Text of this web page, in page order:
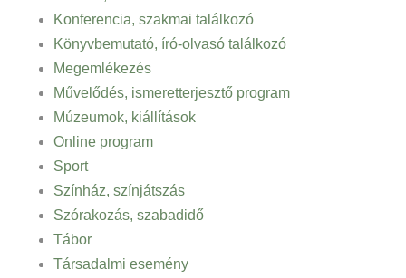
Konferencia, szakmai találkozó
Könyvbemutató, író-olvasó találkozó
Megemlékezés
Művelődés, ismeretterjesztő program
Múzeumok, kiállítások
Online program
Sport
Színház, színjátszás
Szórakozás, szabadidő
Tábor
Társadalmi esemény